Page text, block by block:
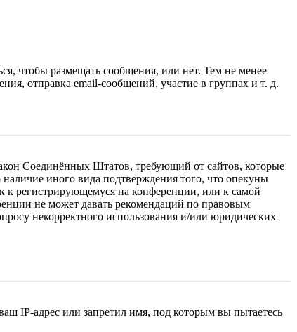
чтобы размещать сообщения, или нет. Тем не менее
отправка email-сообщений, участие в группах и т. д.
Соединённых Штатов, требующий от сайтов, которые
иного вида подтверждения того, что опекуны
регистрирующемуся на конференции, или к самой
не может давать рекомендаций по правовым
некорректного использования и/или юридических
IP-адрес или запретил имя, под которым вы пытаетесь